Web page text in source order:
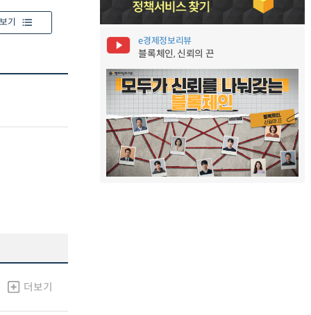
기
더보기
e경제정보리뷰
블록체인, 신뢰의 끈